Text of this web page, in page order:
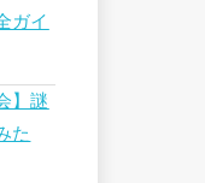
ガイ
】謎
た